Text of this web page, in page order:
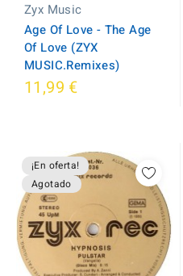
Zyx Music
Age Of Love - The Age
Of Love (ZYX
MUSIC.Remixes)
11,99 €
¡En oferta!
Agotado